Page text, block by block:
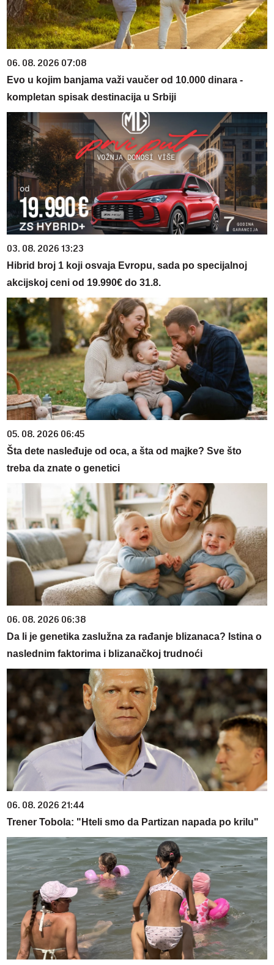
06. 08. 2026 07:08
Evo u kojim banjama važi vaučer od 10.000 dinara -
kompletan spisak destinacija u Srbiji
03. 08. 2026 13:23
Hibrid broj 1 koji osvaja Evropu, sada po specijalnoj
akcijskoj ceni od 19.990€ do 31.8.
05. 08. 2026 06:45
Šta dete nasleđuje od oca, a šta od majke? Sve što
treba da znate o genetici
06. 08. 2026 06:38
Da li je genetika zaslužna za rađanje blizanaca? Istina o
naslednim faktorima i blizanačkoj trudnoći
06. 08. 2026 21:44
Trener Tobola: "Hteli smo da Partizan napada po krilu"